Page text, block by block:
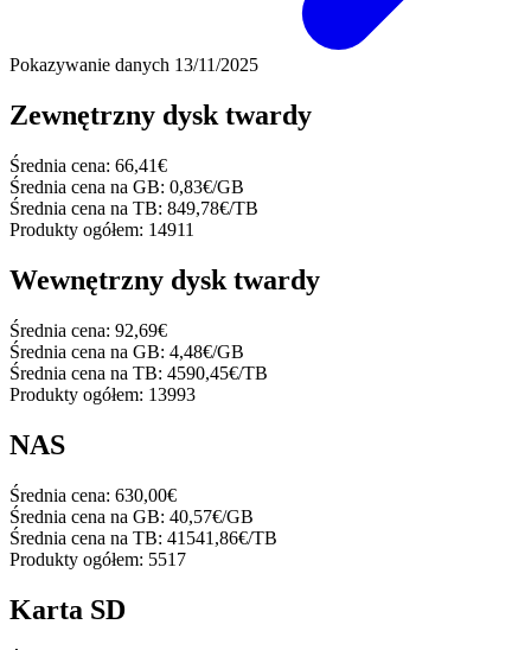
Pokazywanie danych 13/11/2025
Zewnętrzny dysk twardy
Średnia cena: 66,41€
Średnia cena na GB: 0,83€/GB
Średnia cena na TB: 849,78€/TB
Produkty ogółem: 14911
Wewnętrzny dysk twardy
Średnia cena: 92,69€
Średnia cena na GB: 4,48€/GB
Średnia cena na TB: 4590,45€/TB
Produkty ogółem: 13993
NAS
Średnia cena: 630,00€
Średnia cena na GB: 40,57€/GB
Średnia cena na TB: 41541,86€/TB
Produkty ogółem: 5517
Karta SD